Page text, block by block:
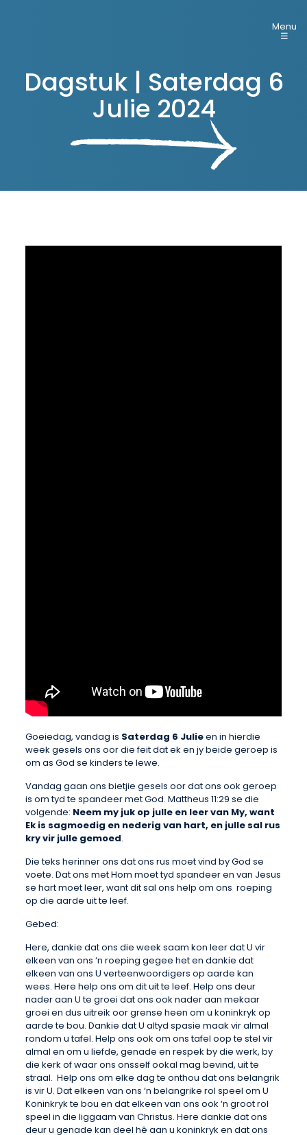
Menu
☰
Dagstuk | Saterdag 6
Julie 2024
Goeiedag, vandag is Saterdag 6 Julieen in hierdie
week gesels ons oor die feit dat ek en jy beide geroep is
om as God se kinders te lewe.
Vandag gaan ons bietjie gesels oor dat ons ook geroep
is om tyd te spandeer met God. Mattheus 11:29 se die
volgende: Neem my juk op julle en leer van My, want
Ek is sagmoedig en nederig van hart, en julle sal rus
kry vir julle gemoed.
Die teks herinner ons dat ons rus moet vind by God se
voete. Dat ons met Hom moet tyd spandeer en van Jesus
se hart moet leer, want dit sal ons help om ons roeping
op die aarde uit te leef.
Gebed:
Here, dankie dat ons die week saam kon leer dat U vir
elkeen van ons ‘n roeping gegee het en dankie dat
elkeen van ons U verteenwoordigers op aarde kan
wees. Here help ons om dit uit te leef. Help ons deur
nader aan U te groei dat ons ook nader aan mekaar
groei en dus uitreik oor grense heen om u koninkryk op
aarde te bou. Dankie dat U altyd spasie maak vir almal
rondom u tafel. Help ons ook om ons tafel oop te stel vir
almal en om u liefde, genade en respek by die werk, by
die kerk of waar ons onsself ookal mag bevind, uit te
straal. Help ons om elke dag te onthou dat ons belangrik
is vir U. Dat elkeen van ons ‘n belangrike rol speel om U
Koninkryk te bou en dat elkeen van ons ook ‘n groot rol
speel in die liggaam van Christus. Here dankie dat ons
deur u genade kan deel hê aan u koninkryk en dat ons